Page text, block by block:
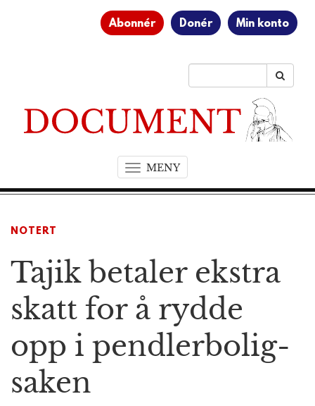
Abonnér Donér Min konto
MENYT
o
a
i
g
a
t
NOTERT
Tajik betaler ekstra
skatt for å rydde
opp i pendlerbolig-
saken